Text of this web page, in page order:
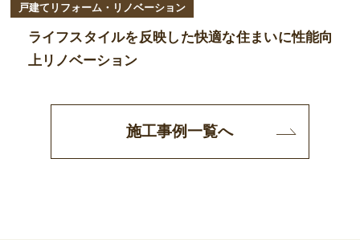
戸建てリフォーム・リノベーション
ライフスタイルを反映した快適な住まいに性能向
上リノベーション
施工事例一覧へ